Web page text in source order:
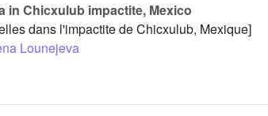
in Chicxulub impactite, Mexico
dans l'impactite de Chicxulub, Mexique]
Lounejeva